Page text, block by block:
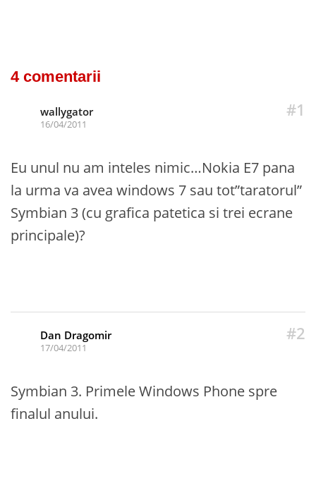
4 comentarii
#1
wallygator
16/04/2011
Eu unul nu am inteles nimic…Nokia E7 pana
la urma va avea windows 7 sau tot”taratorul”
Symbian 3 (cu grafica patetica si trei ecrane
principale)?
#2
Dan Dragomir
17/04/2011
Symbian 3. Primele Windows Phone spre
finalul anului.